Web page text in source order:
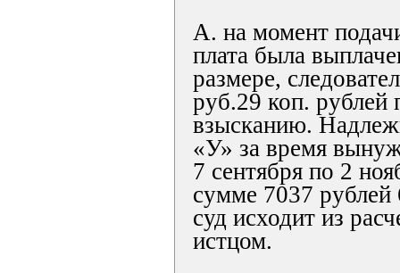
А. на момент
плата была
размере,
руб.29 коп. рублей
взысканию.
«У» за время
7 сентября по 2
сумме 7037
суд исходит из
истцом.